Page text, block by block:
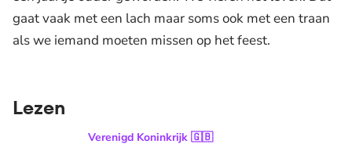
gaat vaak met een lach maar soms ook met een traan
als we iemand moeten missen op het feest.
Lezen
Prins George officieel tiener in het Verenigd Koninkrijk: dit
Verenigd Koninkrijk 🇬🇧